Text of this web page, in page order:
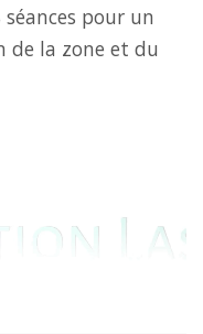
pour un
la zone et du